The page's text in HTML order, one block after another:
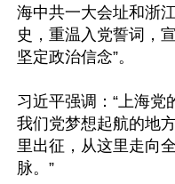
海中共一大会址和浙
史，重温入党誓词，
坚定政治信念”。
习近平强调：“上海党
我们党梦想起航的地
里出征，从这里走向
脉。”